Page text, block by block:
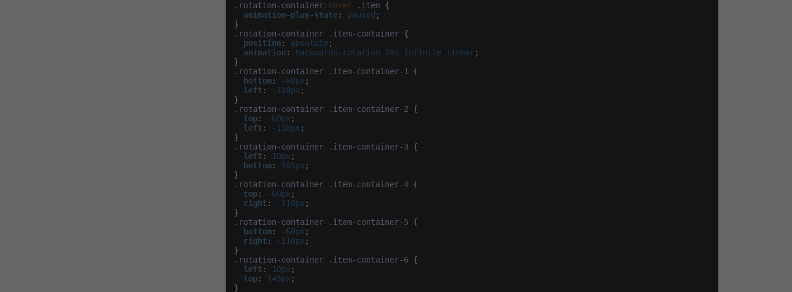
.rotation-container:hover .item {
animation-play-state: paused ;
.rotation-container
.item-container {
position : absolute;
animation : backwards-rotation 20s infinite linear;
.rotation-container
.item-container-1
{
bottom: -60px ;
left : -110px ;
.rotation-container
.item-container-2 {
top: -60px ;
left : -110px ;
.rotation-container
.item-container-3 {
left : 10px ;
bottom: 145px ;
.rotation-container
.item-container-4 {
top: -60px ;
right : -110px ;
.rotation-container
.item-container-5 {
bottom: -60px ;
right : -110px ;
.rotation-container
.item-container-6 {
left : 10px ;
top: 145px ;